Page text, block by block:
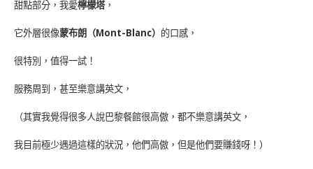
甜點部分，我愛檸檬塔，
它外層很像蒙布朗（Mont-Blanc） 的口感，
很特別，值得一試！
服務周到，甚至樂意講英文，
（其實我覺得很多人說巴黎餐館很高傲，都不樂意講英文，
我目前極少遇過這樣的狀況，他們高傲，但是他們要賺錢呀！）